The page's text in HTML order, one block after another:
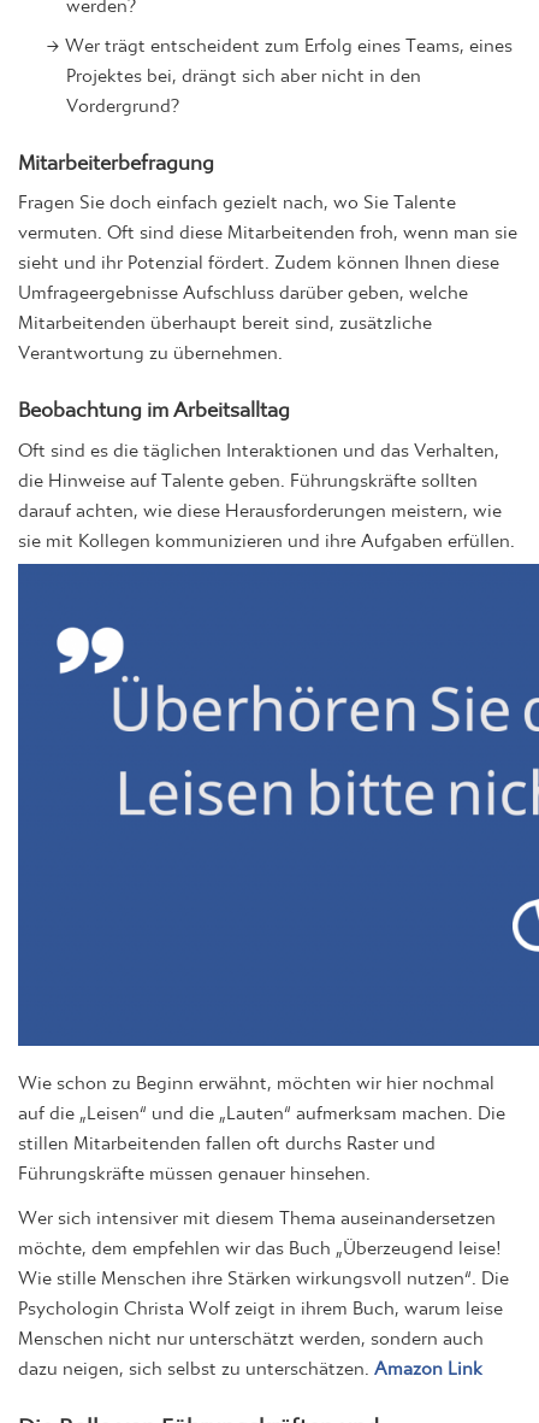
Wer trägt entscheident zum Erfolg eines Teams, eines
Projektes bei, drängt sich aber nicht in den
Vordergrund?
Mitarbeiterbefragung
Fragen Sie doch einfach gezielt nach, wo Sie Talente
vermuten. Oft sind diese Mitarbeitenden froh, wenn man sie
sieht und ihr Potenzial fördert. Zudem können Ihnen diese
Umfrageergebnisse Aufschluss darüber geben, welche
Mitarbeitenden überhaupt bereit sind, zusätzliche
Verantwortung zu übernehmen.
Beobachtung im Arbeitsalltag
Oft sind es die täglichen Interaktionen und das Verhalten,
die Hinweise auf Talente geben. Führungskräfte sollten
darauf achten, wie diese Herausforderungen meistern, wie
sie mit Kollegen kommunizieren und ihre Aufgaben erfüllen.
Wie schon zu Beginn erwähnt, möchten wir hier nochmal
auf die „Leisen“ und die „Lauten“ aufmerksam machen. Die
stillen Mitarbeitenden fallen oft durchs Raster und
Führungskräfte müssen genauer hinsehen.
Wer sich intensiver mit diesem Thema auseinandersetzen
möchte, dem empfehlen wir das Buch „Überzeugend leise!
Wie stille Menschen ihre Stärken wirkungsvoll nutzen“. Die
Psychologin Christa Wolf zeigt in ihrem Buch, warum leise
Menschen nicht nur unterschätzt werden, sondern auch
dazu neigen, sich selbst zu unterschätzen. Amazon Link